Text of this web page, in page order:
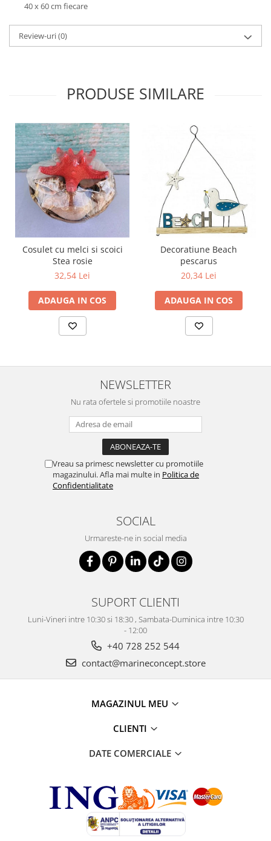
40 x 60 cm fiecare
Review-uri(0)
PRODUSE SIMILARE
Cosulet cu melci si scoici
Stea rosie
32,54 Lei
ADAUGA IN COS
Decoratiune Beach
pescarus
20,34 Lei
ADAUGA IN COS
NEWSLETTER
Nu rata ofertele si promotiile noastre
Vreau sa primesc newsletter cu promotiile
magazinului. Afla mai multe in Politica de
Confidentialitate
SOCIAL
Urmareste-ne in social media
SUPORT CLIENTI
Luni-Vineri intre 10:30 si 18:30 , Sambata-Duminica intre 10:30
- 12:00
+40 728 252 544
contact@marineconcept.store
MAGAZINUL MEU
CLIENTI
DATE COMERCIALE